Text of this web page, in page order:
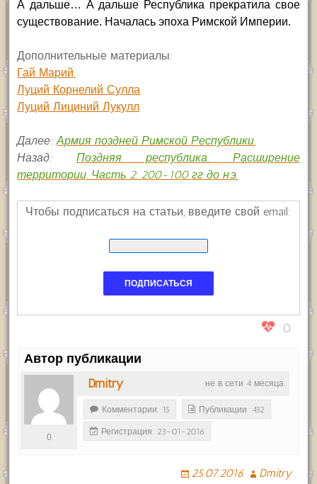
А дальше… А дальше Республика прекратила свое
существование. Началась эпоха Римской Империи.
Дополнительные материалы:
Гай Марий.
Луций Корнелий Сулла
Луций Лициний Лукулл
Далее:Армия поздней Римской Республики.
Назад:Поздняя республика. Расширение
территории. Часть 2. 200-100 гг до н.э.
Чтобы подписаться на статьи, введите свой email:
0
Автор публикации
не в сети 4 месяца
Dmitry
0
Комментарии: 15 Публикации: 432
Регистрация: 23-01-2016
25.07.2016
Dmitry